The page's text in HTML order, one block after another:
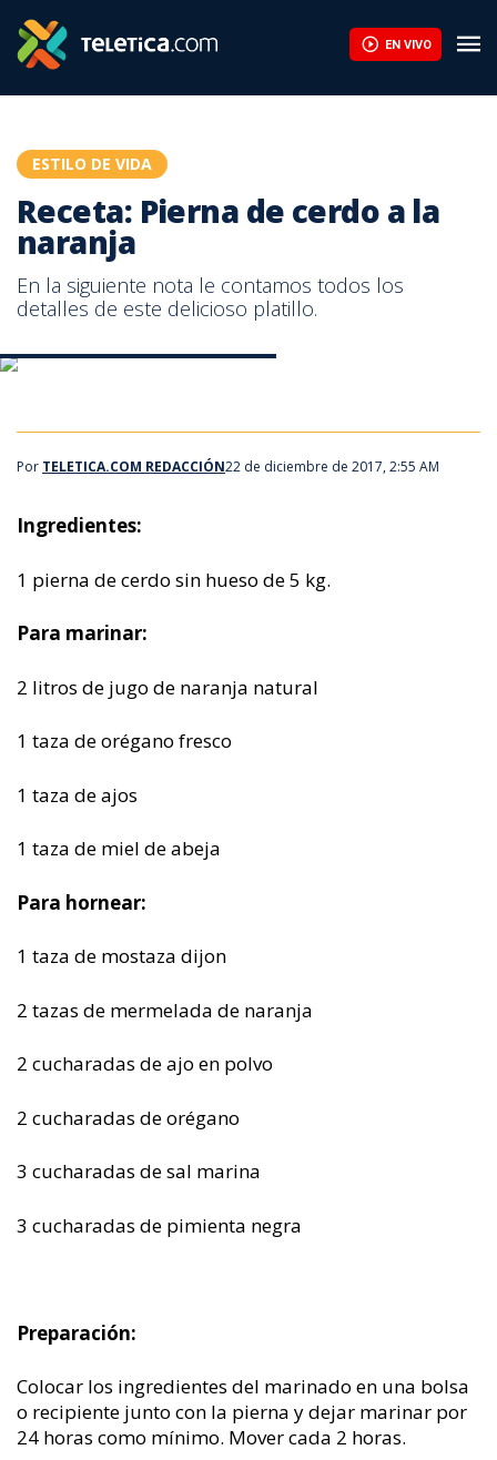
EN VIVO
ESTILO DE VIDA
Receta: Pierna de cerdo a la
naranja
En la siguiente nota le contamos todos los
detalles de este delicioso platillo.
Por TELETICA.COM REDACCIÓN22 de diciembre de 2017, 2:55 AM
Ingredientes:
1 pierna de cerdo sin hueso de 5 kg.
Para marinar:
2 litros de jugo de naranja natural
1 taza de orégano fresco
1 taza de ajos
1 taza de miel de abeja
Para hornear:
1 taza de mostaza dijon
2 tazas de mermelada de naranja
2 cucharadas de ajo en polvo
2 cucharadas de orégano
3 cucharadas de sal marina
3 cucharadas de pimienta negra
Preparación:
Colocar los ingredientes del marinado en una bolsa
o recipiente junto con la pierna y dejar marinar por
24 horas como mínimo. Mover cada 2 horas.